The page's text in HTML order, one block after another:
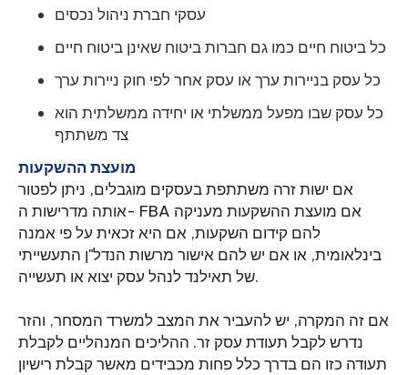
עסקי חברת ניהול נכסים
כל ביטוח חיים כמו גם חברות ביטוח שאינן ביטוח חיים
כל עסק בניירות ערך או עסק אחר לפי חוק ניירות ערך
כל עסק שבו מפעל ממשלתי או יחידה ממשלתית הוא
צד משתתף
מועצת ההשקעות
אם ישות זרה משתתפת בעסקים מוגבלים, ניתן לפטור
אותה מדרישות ה- FBA אם מועצת ההשקעות מעניקה
להם קידום השקעות, אם היא זכאית על פי אמנה
בינלאומית, או אם יש להם אישור מרשות הנדל"ן התעשייתי
של תאילנד לנהל עסק יצוא או תעשייה.
אם זה המקרה, יש להעביר את המצב למשרד המסחר, והזר
נדרש לקבל תעודת עסק זר. ההליכים המנהליים לקבלת
תעודה כזו הם בדרך כלל פחות מכבידים מאשר קבלת רישיון